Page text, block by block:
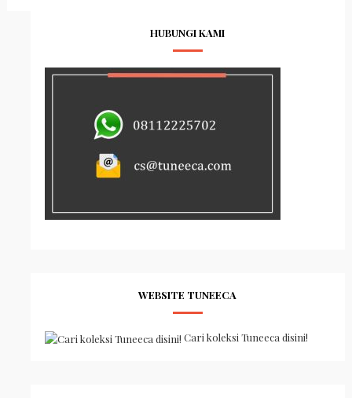
HUBUNGI KAMI
WEBSITE TUNEECA
Cari koleksi Tuneeca disini!